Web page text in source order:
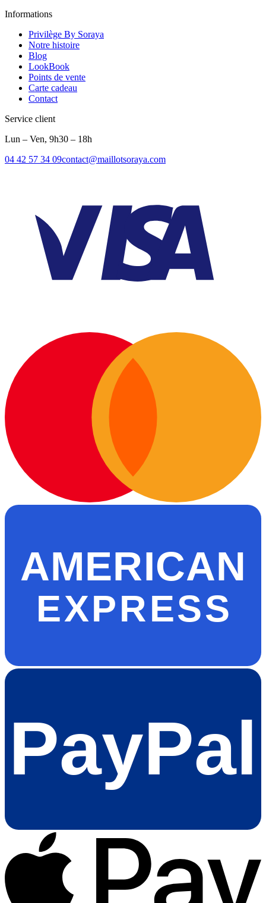
Informations
Privilège By Soraya
Notre histoire
Blog
LookBook
Points de vente
Carte cadeau
Contact
Service client
Lun – Ven, 9h30 – 18h
04 42 57 34 09contact@maillotsoraya.com
AMERICAN
EXPRESS
PayPal